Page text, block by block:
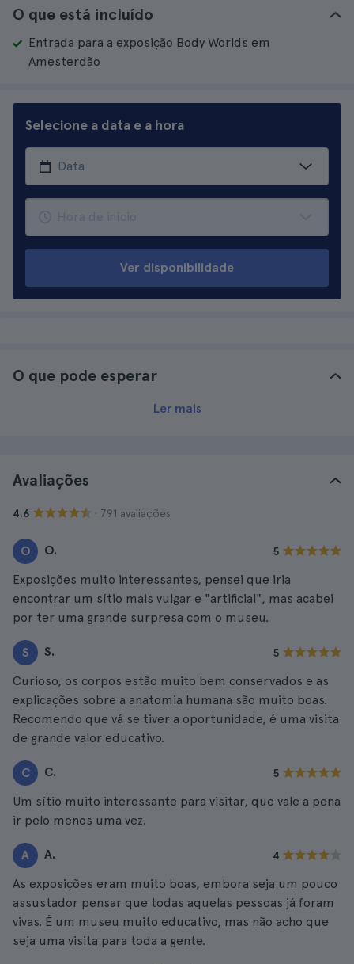
O que está incluído
Entrada para a exposição Body Worlds em
Amesterdão
Selecione a data e a hora
Ver disponibilidade
O que pode esperar
Ler mais
Avaliações
4.6 · 791 avaliações
O O. 5
Exposições muito interessantes, pensei que iria
encontrar um sítio mais vulgar e "artificial", mas acabei
por ter uma grande surpresa com o museu.
S S. 5
Curioso, os corpos estão muito bem conservados e as
explicações sobre a anatomia humana são muito boas.
Recomendo que vá se tiver a oportunidade, é uma visita
de grande valor educativo.
C C. 5
Um sítio muito interessante para visitar, que vale a pena
ir pelo menos uma vez.
A A. 4
As exposições eram muito boas, embora seja um pouco
assustador pensar que todas aquelas pessoas já foram
vivas. É um museu muito educativo, mas não acho que
seja uma visita para toda a gente.